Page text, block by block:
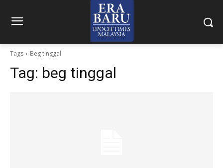
Tags Beg tinggal
Tag: beg tinggal